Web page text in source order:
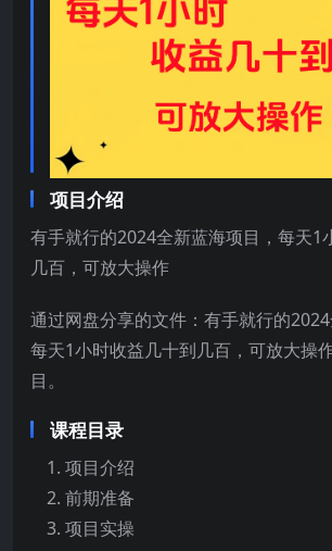
项目介绍
有手就行的2024全新蓝海项目，每天1
几百，可放大操作
通过网盘分享的文件：有手就行的2024
每天1小时收益几十到几百，可放大操
目。
课程目录
项目介绍
前期准备
项目实操